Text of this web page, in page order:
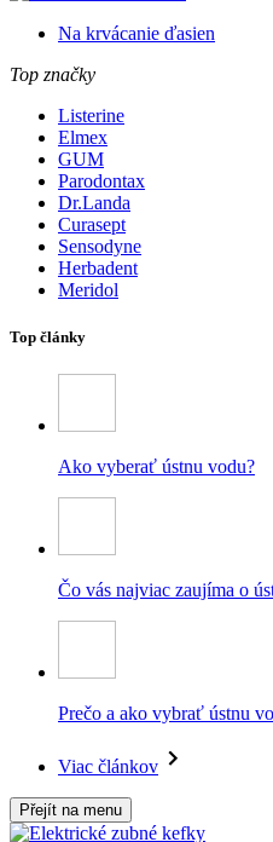
Na krvácanie ďasien
Top značky
Listerine
Elmex
GUM
Parodontax
Dr.Landa
Curasept
Sensodyne
Herbadent
Meridol
Top články
Ako vyberať ústnu vodu?
Čo vás najviac zaujíma o
Prečo a ako vybrať ústnu
Viac článkov
Přejít na menu